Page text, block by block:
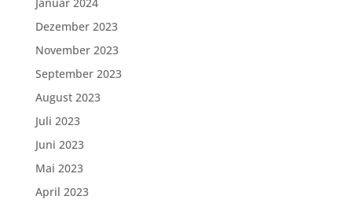
Dezember 2023
November 2023
September 2023
August 2023
Juli 2023
Juni 2023
Mai 2023
April 2023